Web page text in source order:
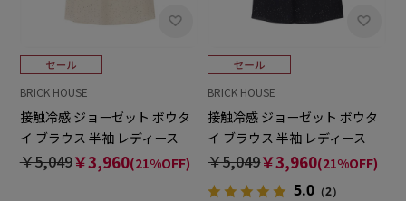
BRICK HOUSE
接触冷感 ジョーゼット ボウタ
イ ブラウス 半袖 レディース
￥5,049￥3,960(21%OFF)
BRICK HOUSE
接触冷感 ジョーゼット ボウタ
イ ブラウス 半袖 レディース
￥5,049￥3,960(21%OFF)
5.0 （2）